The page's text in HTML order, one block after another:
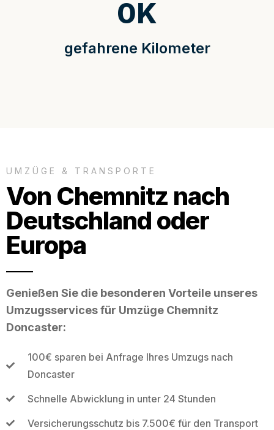
gefahrene Kilometer
0K
UMZÜGE & TRANSPORTE
Von Chemnitz nach
Deutschland oder
Europa
Genießen Sie die besonderen Vorteile unseres
Umzugsservices für Umzüge Chemnitz
Doncaster:
100€ sparen bei Anfrage Ihres Umzugs nach
Doncaster
Schnelle Abwicklung in unter 24 Stunden
Versicherungsschutz bis 7.500€ für den Transport